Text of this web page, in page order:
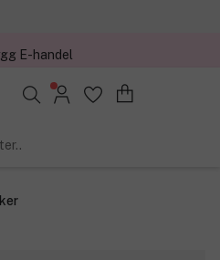
E-handel